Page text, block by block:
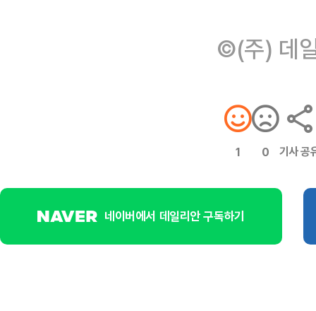
©(주) 데
1 0 기사 공
네이버에서 데일리안 구독하기